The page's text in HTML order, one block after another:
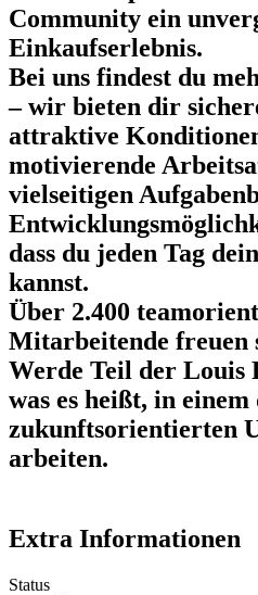
Community ein
Einkaufserlebnis.
Bei uns findest du
– wir bieten dir
attraktive
motivierende
vielseitigen
dass du jeden Tag
kannst.
Über 2.400
Mitarbeitende freuen
Werde Teil der Louis
was es heißt, in
zukunftsorientierten
arbeiten.
Extra Informationen
Status